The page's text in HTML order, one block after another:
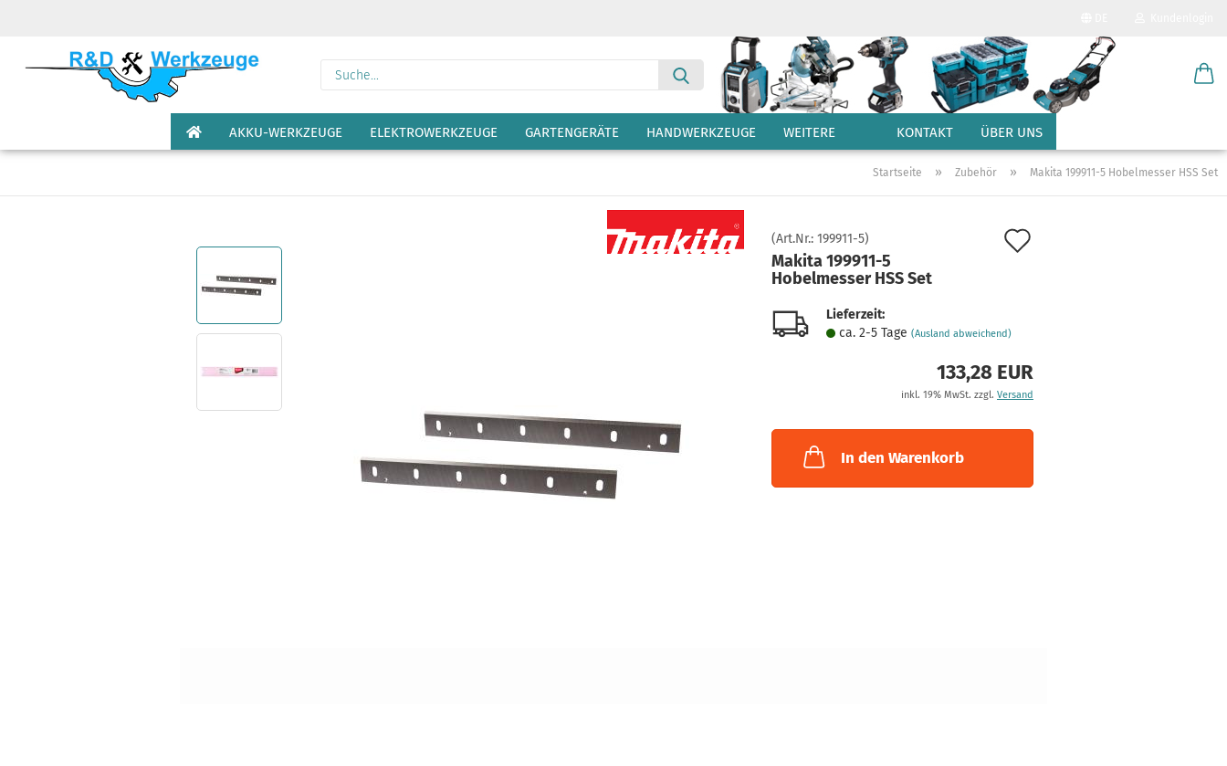
Sprache auswählen
Lieferland
Passwort
Suche...
AKKU-WERKZEUGE ELEKTROWERKZEUGE GARTENGERÄTE HANDWERKZEUGE KONTAKT ÜBER UNS
WEITERE
Startseite » Zubehör » Makita 199911-5 Hobelmesser HSS Set
(Art.Nr.:199911-5)
Makita 199911-5
Hobelmesser HSS Set
Lieferzeit:
ca. 2-5 Tage(Ausland abweichend)
133,28 EUR
inkl. 19% MwSt. zzgl. Versand
In den Warenkorb